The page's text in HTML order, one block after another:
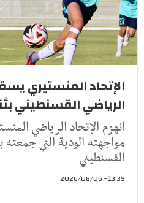
الإتحاد المنستيري
الرياضي القسنطيني
انهزم الإتحاد الرياضي
مواجهته الودية التي جمعته
القسنطيني
13:39 - 2026/08/06